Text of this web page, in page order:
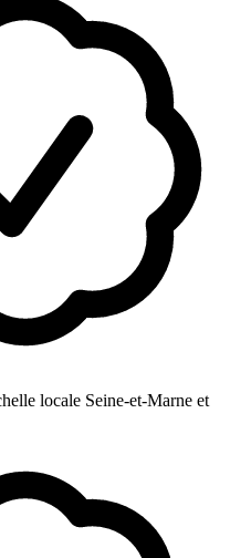
locale Seine-et-Marne et